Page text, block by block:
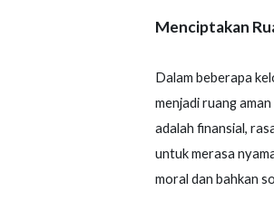
Menciptakan
Dalam beberapa
menjadi ruang
adalah finansial,
untuk merasa
moral dan bahkan